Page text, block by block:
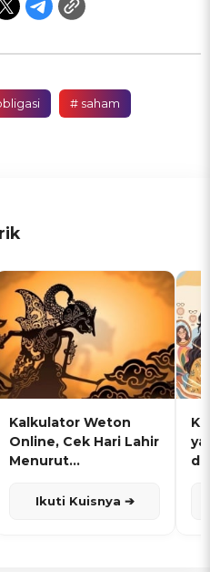
# saham
Kalkulator Weton
Online, Cek Hari Lahir
Menurut
Ikuti Kuisnya ➔